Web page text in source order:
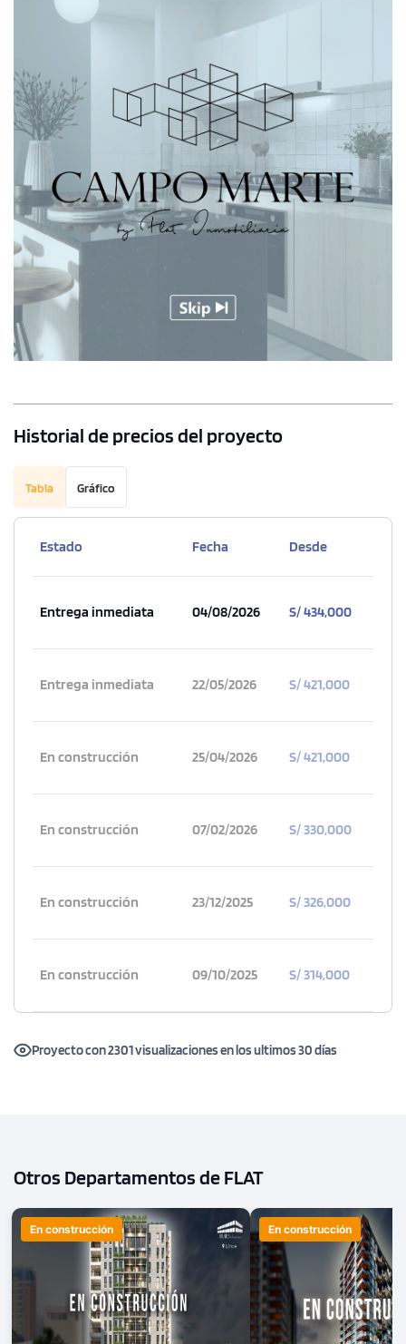
Historial de precios del proyecto
Tabla Gráfico
Estado Fecha Desde
Entrega inmediata 04/08/2026 S/ 434,000
Entrega inmediata 22/05/2026 S/ 421,000
En construcción 25/04/2026 S/ 421,000
En construcción 07/02/2026 S/ 330,000
En construcción 23/12/2025 S/ 326,000
En construcción 09/10/2025 S/ 314,000
Proyecto con 2301 visualizaciones en los ultimos 30 días
Otros Departamentos de FLAT
En construcción En construcción